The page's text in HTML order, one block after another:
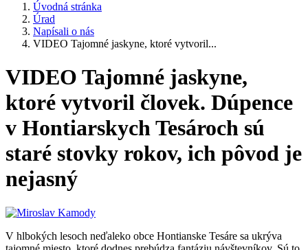
Úvodná stránka
Úrad
Napísali o nás
VIDEO Tajomné jaskyne, ktoré vytvoril...
VIDEO Tajomné jaskyne,
ktoré vytvoril človek. Dúpence
v Hontiarskych Tesároch sú
staré stovky rokov, ich pôvod je
nejasný
V hlbokých lesoch neďaleko obce Hontianske Tesáre sa ukrýva